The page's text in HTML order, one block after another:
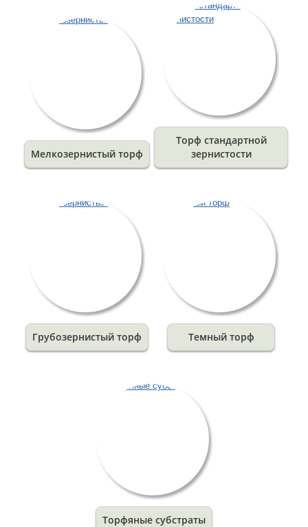
Мелкозернистый торф
Торф стандартной
зернистости
Грубозернистый торф Темный торф
Торфяные субстраты